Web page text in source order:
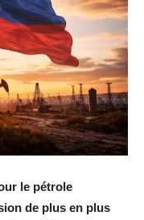
le pétrole
de plus en plus